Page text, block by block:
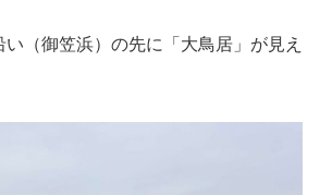
い（御笠浜）の先に「大鳥居」が見え